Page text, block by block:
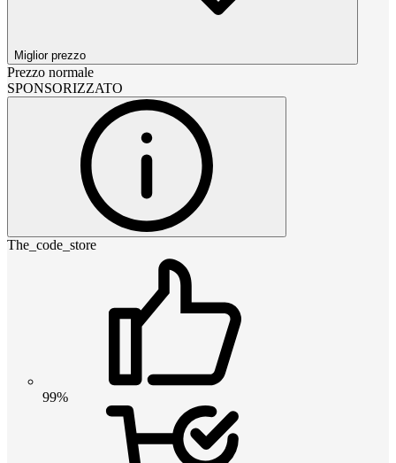
Miglior prezzo
Prezzo normale
SPONSORIZZATO
The_code_store
99%